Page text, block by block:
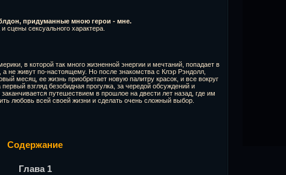
придуманные мною герои - мне.
сцены сексуального характера.
в которой так много жизненной энергии и мечтаний, попадает в
не живут по-настоящему. Но после знакомства с Клэр Рэндолл,
месяц, ее жизнь приобретает новую палитру красок, и все вокруг
взгляд безобидная прогулка, за чередой обсуждений и
путешествием в прошлое на двести лет назад, где им
любовь всей своей жизни и сделать очень сложный выбор.
Содержание
Глава 1